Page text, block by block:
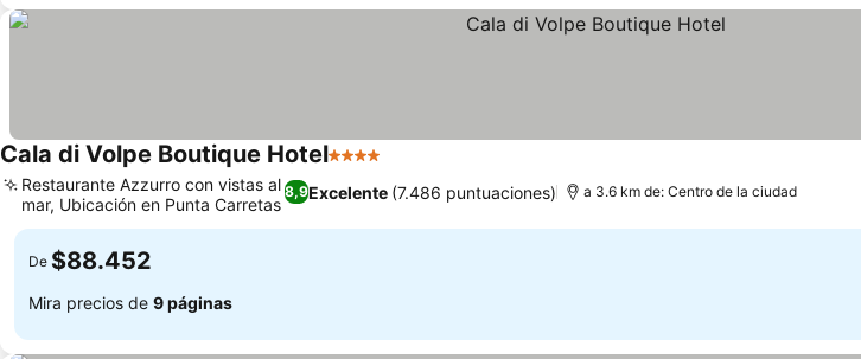
Cala di Volpe Boutique Hotel4 Estrellas
8,9Excelente (7.486 puntuaciones)
Restaurante Azzurro con vistas al
mar, Ubicación en Punta Carretas
a 3.6 km de: Centro de la ciudad
De $88.452
Mira precios de 9 páginas